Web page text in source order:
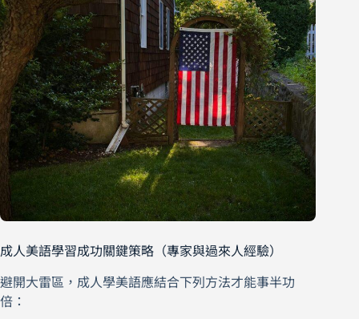
成人美語學習成功關鍵策略（專家與過來人經驗）
避開大雷區，成人學美語應結合下列方法才能事半功
倍：